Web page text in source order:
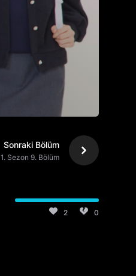
Sonraki Bölüm
1. Sezon 9. Bölüm
2 0